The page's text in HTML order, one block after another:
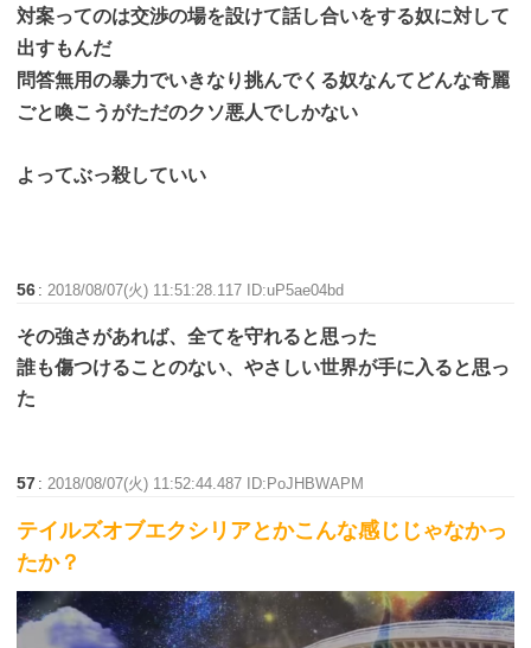
対案ってのは交渉の場を設けて話し合いをする奴に対して
出すもんだ
問答無用の暴力でいきなり挑んでくる奴なんてどんな奇麗
ごと喚こうがただのクソ悪人でしかない
よってぶっ殺していい
56 :2018/08/07(火) 11:51:28.117 ID:uP5ae04bd
その強さがあれば、全てを守れると思った
誰も傷つけることのない、やさしい世界が手に入ると思っ
た
57 :2018/08/07(火) 11:52:44.487 ID:PoJHBWAPM
テイルズオブエクシリアとかこんな感じじゃなかっ
たか？